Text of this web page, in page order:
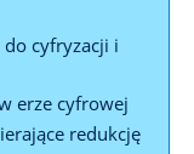
cyfryzacji i
erze cyfrowej
redukcję